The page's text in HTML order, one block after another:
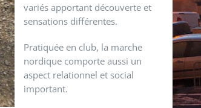
variés apportant découverte et
sensations différentes.
Pratiquée en club, la marche
nordique comporte aussi un
aspect relationnel et social
important.